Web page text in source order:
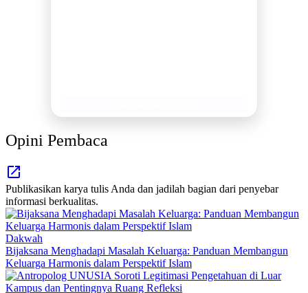
Opini Pembaca
Publikasikan karya tulis Anda dan jadilah bagian dari penyebar
informasi berkualitas.
Dakwah
Bijaksana Menghadapi Masalah Keluarga: Panduan Membangun
Keluarga Harmonis dalam Perspektif Islam